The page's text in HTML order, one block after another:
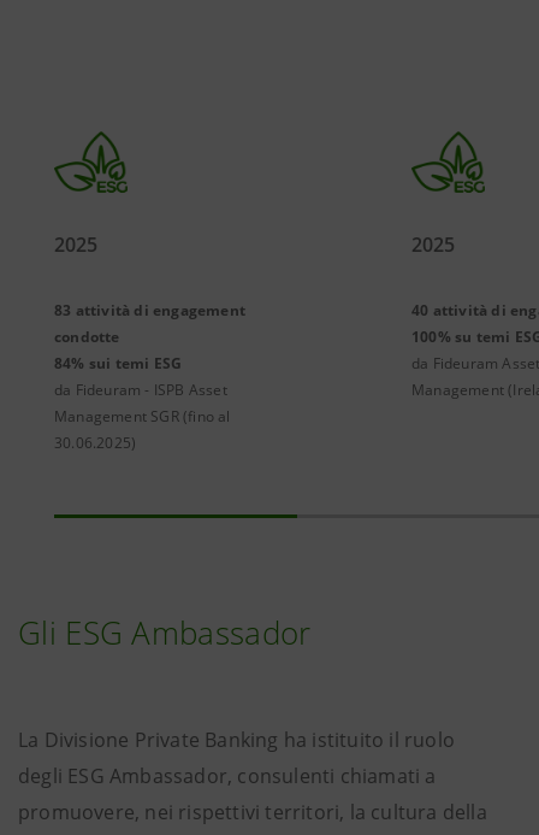
2025
83 attività di engagement
condotte
84% sui temi ESG
da Fideuram - ISPB Asset
Management SGR (fino al
30.06.2025)
2025
40 attività di
100% su temi
da Fideuram
Management
Gli ESG Ambassador
La Divisione Private Banking ha istituito il ruolo
degli ESG Ambassador, consulenti chiamati a
promuovere, nei rispettivi territori, la cultura della